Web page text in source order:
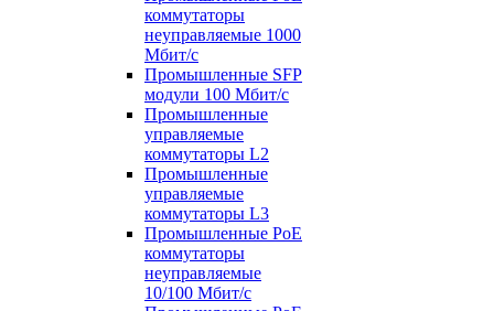
коммутаторы
неуправляемые 1000
Мбит/с
Промышленные SFP
модули 100 Мбит/c
Промышленные
управляемые
коммутаторы L2
Промышленные
управляемые
коммутаторы L3
Промышленные PoE
коммутаторы
неуправляемые
10/100 Мбит/с